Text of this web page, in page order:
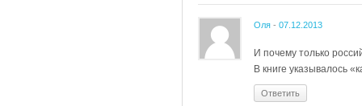
Оля - 07.12.2013
И почему только
В книге указывалось
Ответить